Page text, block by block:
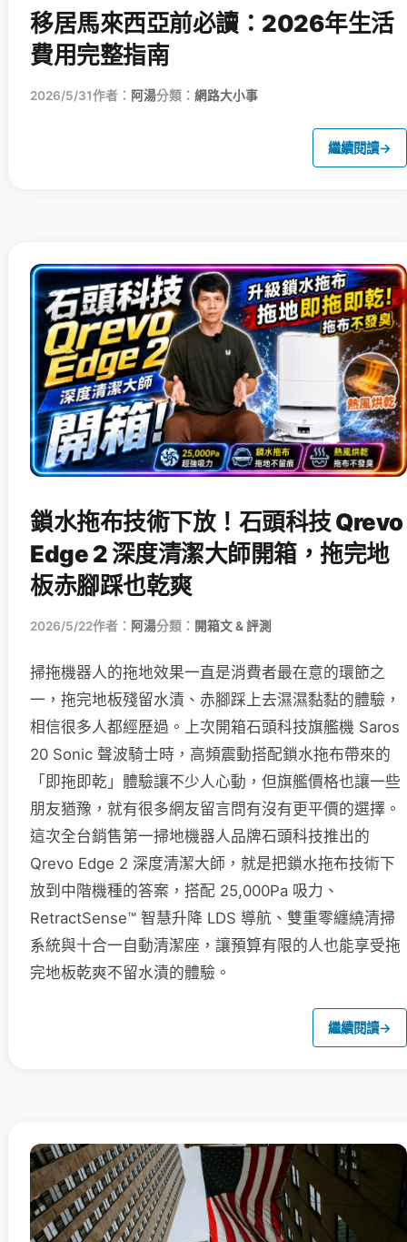
移居馬來西亞前必讀：2026年生活
費用完整指南
2026/5/31作者： 阿湯分類： 網路大小事
繼續閱讀→
鎖水拖布技術下放！石頭科技 Qrevo
Edge 2 深度清潔大師開箱，拖完地
板赤腳踩也乾爽
2026/5/22作者： 阿湯分類： 開箱文 & 評測
掃拖機器人的拖地效果一直是消費者最在意的環節之
一，拖完地板殘留水漬、赤腳踩上去濕濕黏黏的體驗，
相信很多人都經歷過。上次開箱石頭科技旗艦機 Saros
20 Sonic 聲波騎士時，高頻震動搭配鎖水拖布帶來的
「即拖即乾」體驗讓不少人心動，但旗艦價格也讓一些
朋友猶豫，就有很多網友留言問有沒有更平價的選擇。
這次全台銷售第一掃地機器人品牌石頭科技推出的
Qrevo Edge 2 深度清潔大師，就是把鎖水拖布技術下
放到中階機種的答案，搭配 25,000Pa 吸力、
RetractSense™ 智慧升降 LDS 導航、雙重零纏繞清掃
系統與十合一自動清潔座，讓預算有限的人也能享受拖
完地板乾爽不留水漬的體驗。
繼續閱讀→